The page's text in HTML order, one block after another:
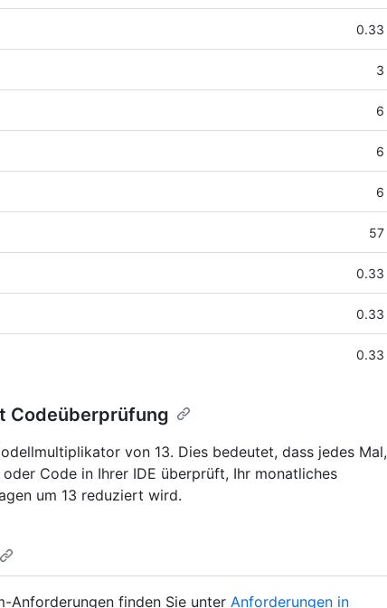
0.33
3
6
6
6
57
0.33
0.33
0.33
Codeüberprüfung
von 13. Dies bedeutet, dass jedes Mal,
Code in Ihrer IDE überprüft, Ihr monatliches
um 13 reduziert wird.
Anforderungen finden Sie unter Anforderungen in